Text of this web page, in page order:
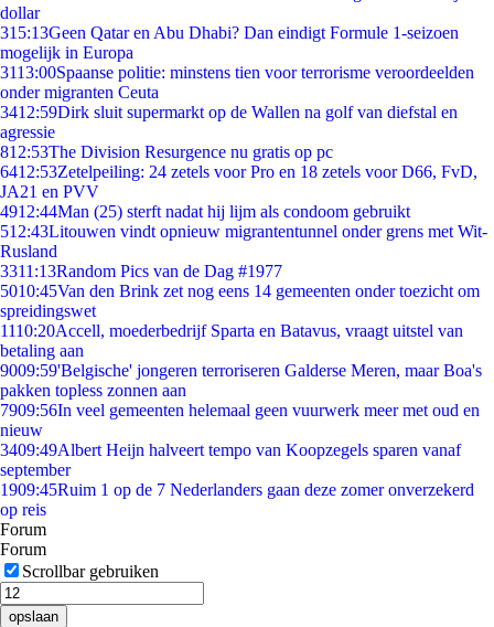
dollar
315:13Geen Qatar en Abu Dhabi? Dan eindigt Formule 1-seizoen
mogelijk in Europa
3113:00Spaanse politie: minstens tien voor terrorisme veroordeelden
onder migranten Ceuta
3412:59Dirk sluit supermarkt op de Wallen na golf van diefstal en
agressie
812:53The Division Resurgence nu gratis op pc
6412:53Zetelpeiling: 24 zetels voor Pro en 18 zetels voor D66, FvD,
JA21 en PVV
4912:44Man (25) sterft nadat hij lijm als condoom gebruikt
512:43Litouwen vindt opnieuw migrantentunnel onder grens met Wit-
Rusland
3311:13Random Pics van de Dag #1977
5010:45Van den Brink zet nog eens 14 gemeenten onder toezicht om
spreidingswet
1110:20Accell, moederbedrijf Sparta en Batavus, vraagt uitstel van
betaling aan
9009:59'Belgische' jongeren terroriseren Galderse Meren, maar Boa's
pakken topless zonnen aan
7909:56In veel gemeenten helemaal geen vuurwerk meer met oud en
nieuw
3409:49Albert Heijn halveert tempo van Koopzegels sparen vanaf
september
1909:45Ruim 1 op de 7 Nederlanders gaan deze zomer onverzekerd
op reis
Forum
Forum
Scrollbar gebruiken
opslaan